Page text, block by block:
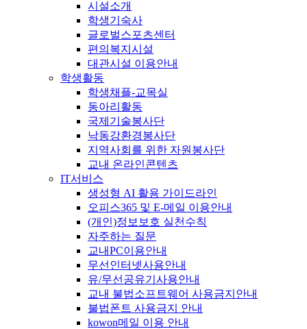
시설소개
학생기숙사
글로벌스포츠센터
편의복지시설
대관시설 이용안내
학생활동
학생채플-교목실
동아리활동
국제기술봉사단
낙동강환경봉사단
지역사회를 위한 자원봉사단
교내 온라인콘텐츠
IT서비스
생성형 AI 활용 가이드라인
오피스365 및 E-메일 이용안내
(개인)정보보호 실천수칙
자주하는 질문
교내PC이용안내
무선인터넷사용안내
유/무선공유기사용안내
교내 불법소프트웨어 사용금지안내
불법폰트 사용금지 안내
kowon메일 이용 안내